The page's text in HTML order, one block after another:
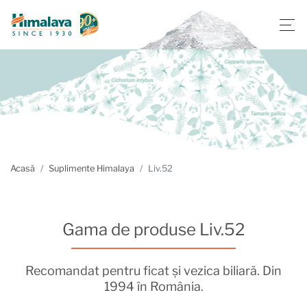
Acasă Suplimente Himalaya Liv.52
Gama de produse Liv.52
Recomandat pentru ficat și vezica biliară. Din
1994 în România.